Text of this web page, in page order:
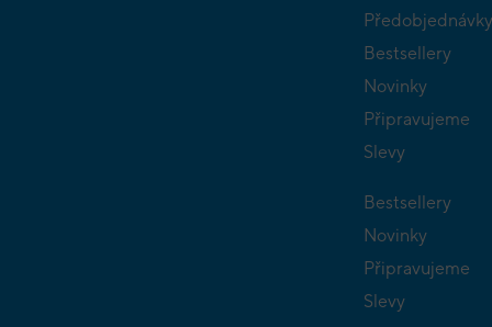
Předobjednávky
Bestsellery
Novinky
Připravujeme
Slevy
Bestsellery
Novinky
Připravujeme
Slevy